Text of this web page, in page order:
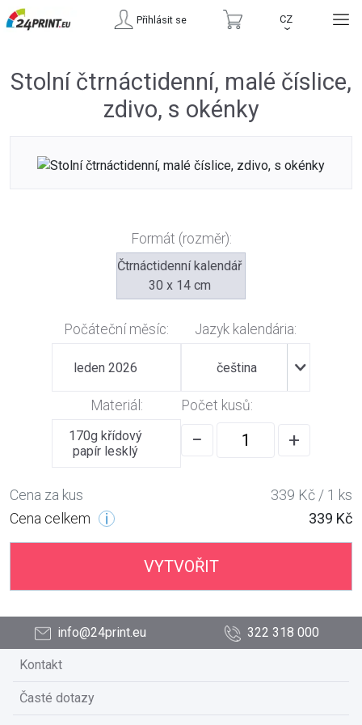
Přihlásit se CZ
›
Stolní čtrnáctidenní, malé číslice,
zdivo, s okénky
Formát (rozměr):
Čtrnáctidenní kalendář
30 x 14 cm
Počáteční měsíc:
leden 2026
Jazyk kalendária:
čeština
Materiál:
170g křídový
papír lesklý
Počet kusů:
− +
Cena za kus
339 Kč / 1 ks
Cena celkem
339 Kč
VYTVOŘIT
info@24print.eu 322 318 000
Kontakt
Časté dotazy